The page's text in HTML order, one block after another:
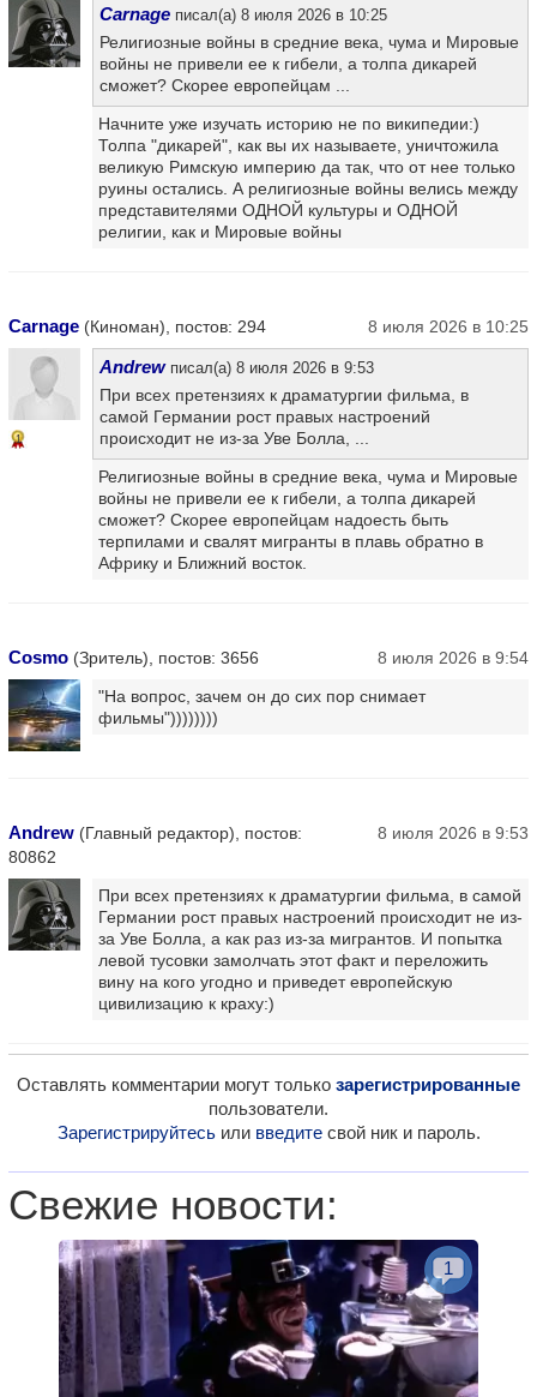
Carnage писал(а) 8 июля 2026 в 10:25
Религиозные войны в средние века, чума и Мировые
войны не привели ее к гибели, а толпа дикарей
сможет? Скорее европейцам ...
Начните уже изучать историю не по википедии:)
Толпа "дикарей", как вы их называете, уничтожила
великую Римскую империю да так, что от нее только
руины остались. А религиозные войны велись между
представителями ОДНОЙ культуры и ОДНОЙ
религии, как и Мировые войны
Carnage (Киноман), постов: 294 8 июля 2026 в 10:25
1
Andrewписал(а) 8 июля 2026 в 9:53
При всех претензиях к драматургии фильма, в
самой Германии рост правых настроений
происходит не из-за Уве Болла, ...
Религиозные войны в средние века, чума и Мировые
войны не привели ее к гибели, а толпа дикарей
сможет? Скорее европейцам надоесть быть
терпилами и свалят мигранты в плавь обратно в
Африку и Ближний восток.
Cosmo (Зритель), постов: 3656
8 июля 2026 в 9:54
"На вопрос, зачем он до сих пор снимает
фильмы"))))))))
Andrew (Главный редактор), постов:
80862
8 июля 2026 в 9:53
При всех претензиях к драматургии фильма, в самой
Германии рост правых настроений происходит не из-
за Уве Болла, а как раз из-за мигрантов. И попытка
левой тусовки замолчать этот факт и переложить
вину на кого угодно и приведет европейскую
цивилизацию к краху:)
Оставлять комментарии могут только зарегистрированные
пользователи.
Зарегистрируйтесьили введитесвой ник и пароль.
Свежие новости:
1